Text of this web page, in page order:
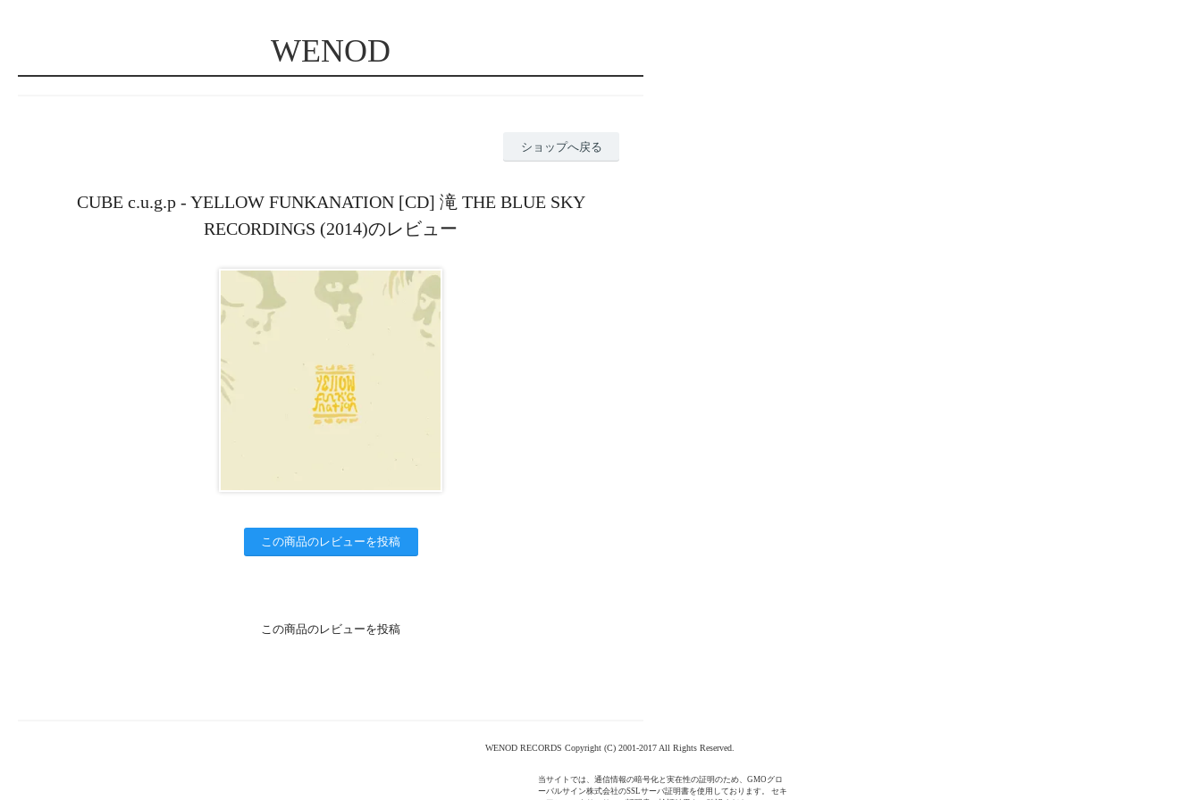
WENOD
ショップへ戻る
CUBE c.u.g.p - YELLOW FUNKANATION [CD] 滝 THE BLUE SKY
RECORDINGS (2014)のレビュー
この商品のレビューを投稿
この商品のレビューを投稿
WENOD RECORDS Copyright (C) 2001-2017 All Rights Reserved.
当サイトでは、通信情報の暗号化と実在性の証明のため、GMOグロ
ーバルサイン株式会社のSSLサーバ証明書を使用しております。 セキ